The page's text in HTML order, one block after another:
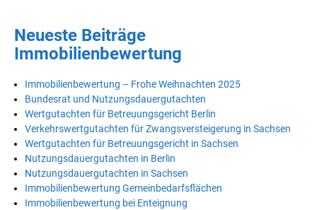
Neueste Beiträge
Immobilienbewertung
Immobilienbewertung – Frohe Weihnachten 2025
Bundesrat und Nutzungsdauergutachten
Wertgutachten für Betreuungsgericht Berlin
Verkehrswertgutachten für Zwangsversteigerung in Sachsen
Wertgutachten für Betreuungsgericht in Sachsen
Nutzungsdauergutachten in Berlin
Nutzungsdauergutachten in Sachsen
Immobilienbewertung Gemeinbedarfsflächen
Immobilienbewertung bei Enteignung